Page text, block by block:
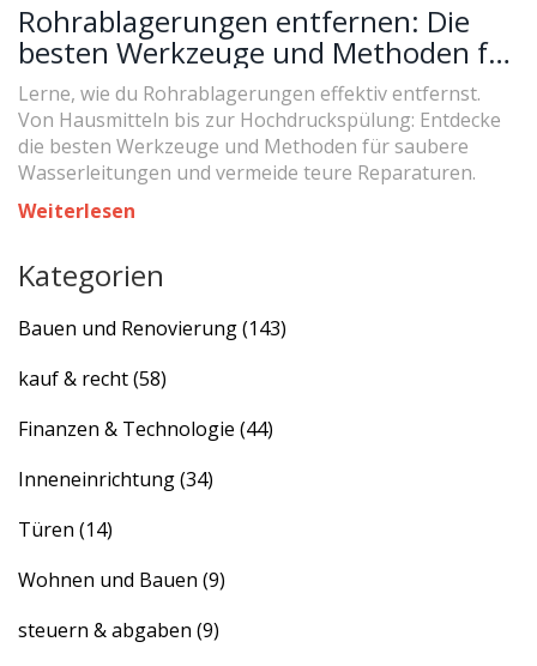
Rohrablagerungen entfernen: Die
besten Werkzeuge und Methoden für
saubere Leitungen
Lerne, wie du Rohrablagerungen effektiv entfernst.
Von Hausmitteln bis zur Hochdruckspülung: Entdecke
die besten Werkzeuge und Methoden für saubere
Wasserleitungen und vermeide teure Reparaturen.
Weiterlesen
Kategorien
Bauen und Renovierung(143)
kauf & recht(58)
Finanzen & Technologie (44)
Inneneinrichtung(34)
Türen (14)
Wohnen und Bauen (9)
steuern & abgaben (9)